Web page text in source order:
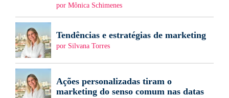
por Mônica Schimenes
Tendências e estratégias de marketing
por Silvana Torres
Ações personalizadas tiram o
marketing do senso comum nas datas